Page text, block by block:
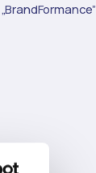
„BrandFormance”